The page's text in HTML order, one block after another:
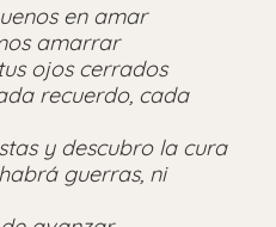
en amar
amarrar
ojos cerrados
recuerdo, cada
y descubro la cura
guerras, ni